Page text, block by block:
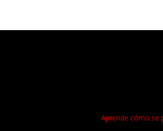
Akismet para reducir el spam.Aprende cómo se